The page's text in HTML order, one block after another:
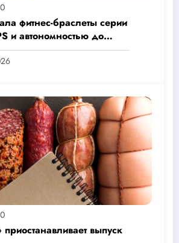
0
фитнес-браслеты серии
и автономностью до
0
выпуск